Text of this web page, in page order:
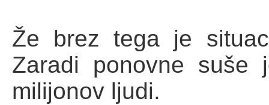
Že brez tega je
Zaradi ponovne suše
milijonov ljudi.